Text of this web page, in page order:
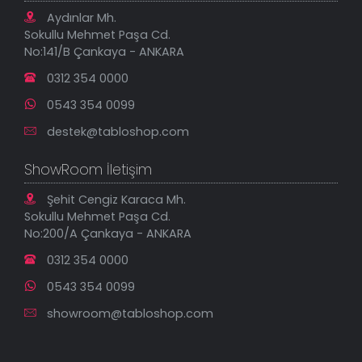
Gizlilik Güvenlik Politikası
Tablo Saatler
Yeni Eklenenler
En Çok Satılanlar
İndirimli Tablolar
Aydınlar Mh.
Sokullu Mehmet Paşa Cd.
No:141/B Çankaya - ANKARA
0312 354 0000
0543 354 0099
destek@tabloshop.com
ShowRoom İletişim
Şehit Cengiz Karaca Mh.
Sokullu Mehmet Paşa Cd.
No:200/A Çankaya - ANKARA
0312 354 0000
0543 354 0099
showroom@tabloshop.com